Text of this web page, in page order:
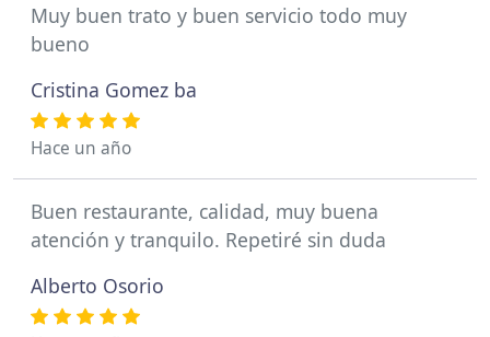
Muy buen trato y buen servicio todo muy
bueno
Cristina Gomez ba
Hace un año
Buen restaurante, calidad, muy buena
atención y tranquilo. Repetiré sin duda
Alberto Osorio